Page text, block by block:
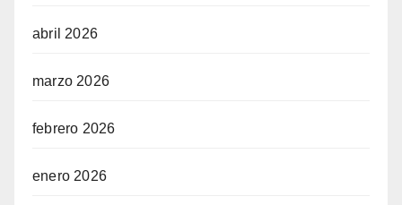
abril 2026
marzo 2026
febrero 2026
enero 2026